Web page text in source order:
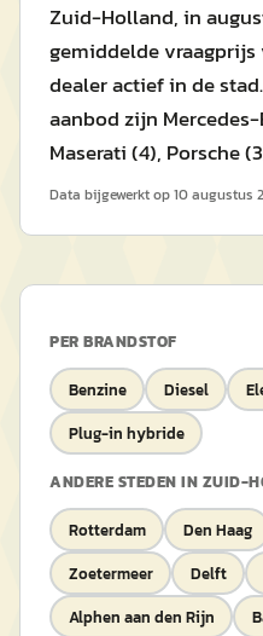
Zuid-Holland, in
gemiddelde vraagprijs
dealer actief in de
aanbod zijn Mercedes-
Maserati (4), Porsche
Data bijgewerkt op10 augustus
PER BRANDSTOF
Benzine Diesel
Plug-in hybride
ANDERE STEDEN IN ZUID-
Rotterdam Den Haag
Zoetermeer
Delft
Alphen aan den Rijn